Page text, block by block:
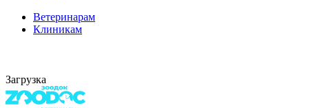
Ветеринарам
Клиникам
Загрузка